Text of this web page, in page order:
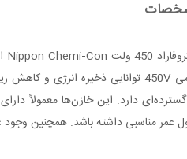
عمر مناسبی داشته باشد. همچنین